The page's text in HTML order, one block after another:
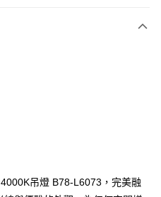
吊燈 B78-L6073，完美融